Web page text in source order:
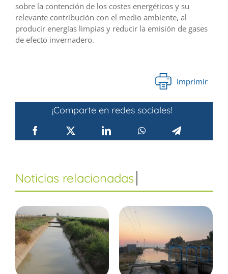
sobre la contención de los costes energéticos y su
relevante contribución con el medio ambiente, al
producir energías limpias y reducir la emisión de gases
de efecto invernadero.
Imprimir
¡Comparte en redes sociales!